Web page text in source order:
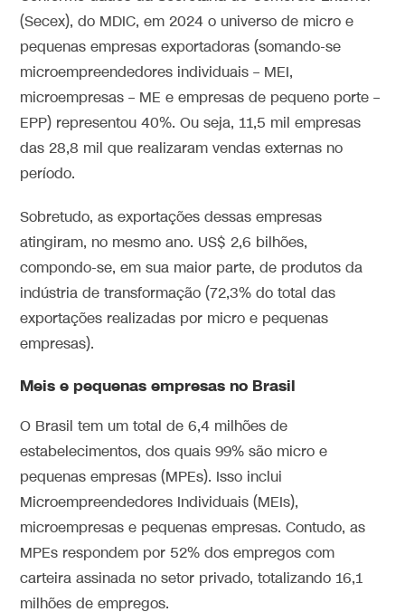
(Secex), do MDIC, em 2024 o universo de micro e
pequenas empresas exportadoras (somando-se
microempreendedores individuais – MEI,
microempresas – ME e empresas de pequeno porte –
EPP) representou 40%. Ou seja, 11,5 mil empresas
das 28,8 mil que realizaram vendas externas no
período.
Sobretudo, as exportações dessas empresas
atingiram, no mesmo ano. US$ 2,6 bilhões,
compondo-se, em sua maior parte, de produtos da
indústria de transformação (72,3% do total das
exportações realizadas por micro e pequenas
empresas).
Meis e pequenas empresas no Brasil
O Brasil tem um total de 6,4 milhões de
estabelecimentos, dos quais 99% são micro e
pequenas empresas (MPEs). Isso inclui
Microempreendedores Individuais (MEIs),
microempresas e pequenas empresas. Contudo, as
MPEs respondem por 52% dos empregos com
carteira assinada no setor privado, totalizando 16,1
milhões de empregos.